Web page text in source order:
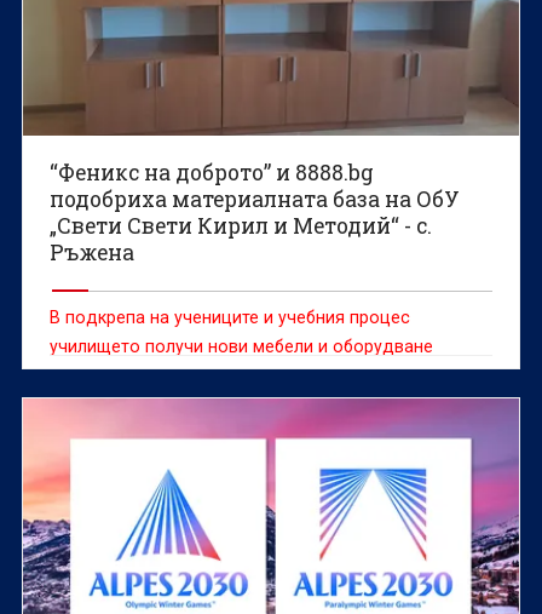
“Феникс на доброто” и 8888.bg
подобриха материалната база на ОбУ
„Свети Свети Кирил и Методий“ - с.
Ръжена
В подкрепа на учениците и учебния процес
училището получи нови мебели и оборудване